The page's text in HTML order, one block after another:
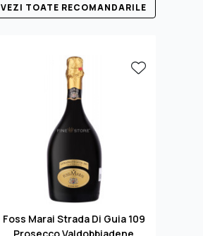
VEZI TOATE RECOMANDARILE
Foss Marai Strada Di Guia 109